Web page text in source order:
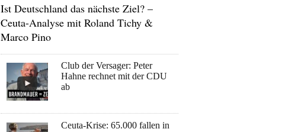
Ist Deutschland das nächste Ziel? –
Ceuta-Analyse mit Roland Tichy &
Marco Pino
Club der Versager: Peter
Hahne rechnet mit der CDU
ab
Ceuta-Krise: 65.000 fallen in